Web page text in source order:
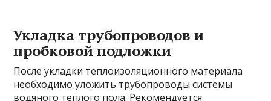
Укладка трубопроводов и
пробковой подложки
После укладки теплоизоляционного материала
необходимо уложить трубопроводы системы
водяного теплого пола. Рекомендуется